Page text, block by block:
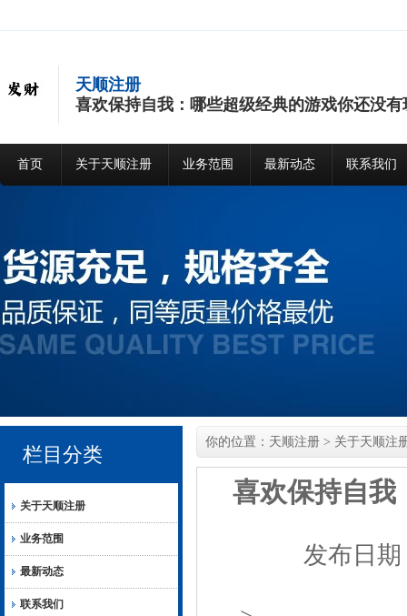
天顺注册
喜欢保持自我：哪些超级经典的游戏你还没有
首页 关于天顺注册 业务范围 最新动态 联系我们
栏目分类
关于天顺注册
业务范围
最新动态
联系我们
你的位置： 天顺注册 > 关于天顺注
喜欢保持自我
发布日